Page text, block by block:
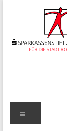
Für
Stadt
und